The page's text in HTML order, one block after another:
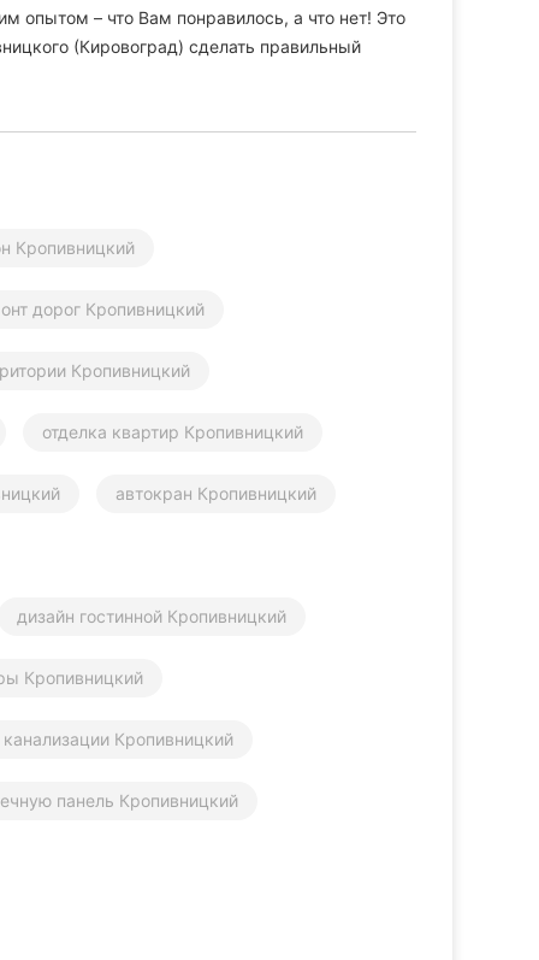
опытом – что Вам понравилось, а что нет! Это
(Кировоград) сделать правильный
Кропивницкий
дорог Кропивницкий
Кропивницкий
отделка квартир Кропивницкий
автокран Кропивницкий
дизайн гостинной Кропивницкий
Кропивницкий
Кропивницкий
панель Кропивницкий